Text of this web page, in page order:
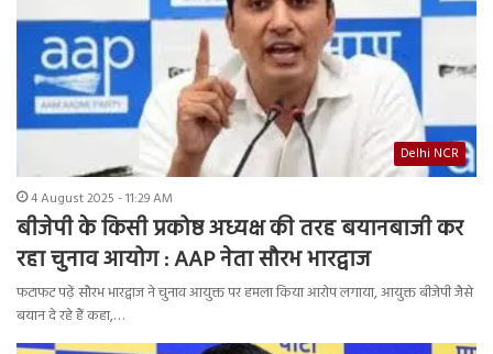
Delhi NCR
4 August 2025 - 11:29 AM
बीजेपी के किसी प्रकोष्ठ अध्यक्ष की तरह बयानबाजी कर
रहा चुनाव आयोग : AAP नेता सौरभ भारद्वाज
फटाफट पढ़ें सौरभ भारद्वाज ने चुनाव आयुक्त पर हमला किया आरोप लगाया, आयुक्त बीजेपी जैसे
बयान दे रहे हैं कहा,…